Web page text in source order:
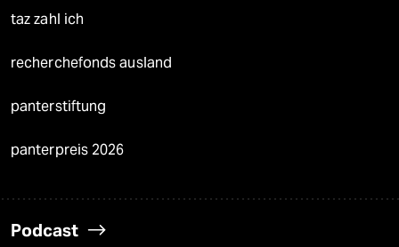
taz zahl ich
recherchefonds ausland
panterstiftung
panterpreis 2026
Podcast